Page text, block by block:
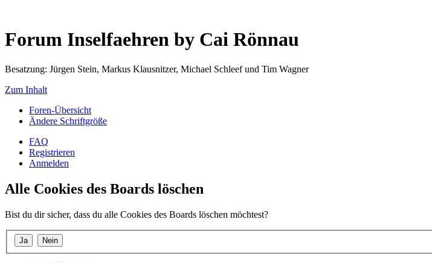
Forum Inselfaehren by Cai Rönnau
Besatzung: Jürgen Stein, Markus Klausnitzer, Michael Schleef und Tim Wagner
Zum Inhalt
Foren-Übersicht
Ändere Schriftgröße
FAQ
Registrieren
Anmelden
Alle Cookies des Boards löschen
Bist du dir sicher, dass du alle Cookies des Boards löschen möchtest?